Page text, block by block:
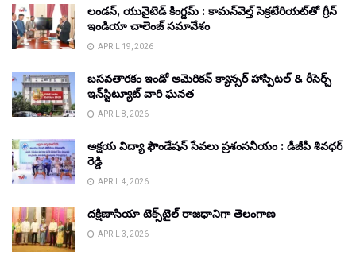
లండన్, యునైటెడ్ కింగ్డమ్ : కామన్‌వెల్త్ సెక్రటేరియట్‌తో గ్రీన్
ఇండియా చాలెంజ్ సమావేశం
APRIL 19, 2026
బసవతారకం ఇండో అమెరికన్ క్యాన్సర్ హాస్పిటల్ & రీసెర్చ్
ఇన్‌స్టిట్యూట్ వారి ఘనత
APRIL 8, 2026
అక్షయ విద్యా ఫౌండేషన్ సేవలు ప్రశంసనీయం : డీజీపీ శివధర్
రెడ్డి
APRIL 4, 2026
దక్షిణాసియా టెక్స్‌టైల్ రాజధానిగా తెలంగాణ
APRIL 3, 2026